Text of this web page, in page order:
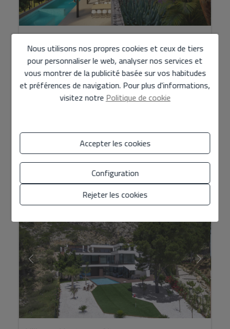
2.100.000 €
Le niveau principal se compose d’espaces de vie
communs ouverts pour la vie de famille quotidienne, d’un
440 m 2 802 m 2
CLÉ EN MAIN
Nous utilisons nos propres cookies et ceux de tiers
pour personnaliser le web, analyser nos services et
vous montrer de la publicité basée sur vos habitudes
et préférences de navigation. Pour plus d'informations,
visitez notre Politique de cookie
Accepter les cookies
Configuration
Rejeter les cookies